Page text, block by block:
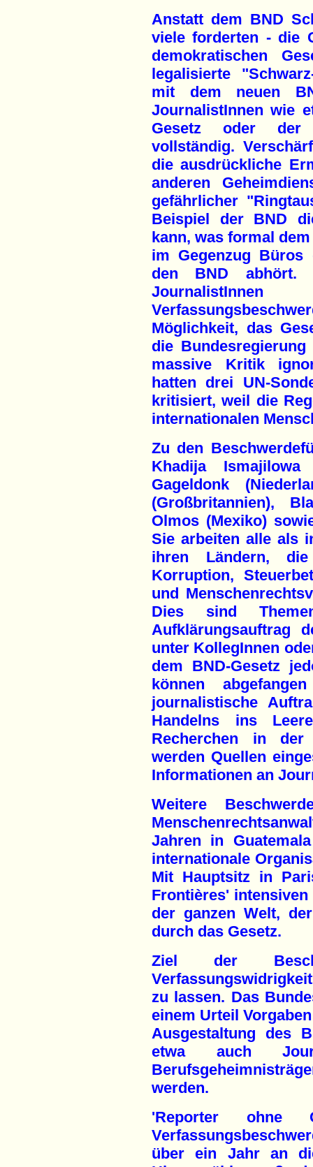
Anstatt dem BND
viele forderten - die
demokratischen
legalisierte
mit dem neuen
JournalistInnen wie
Gesetz oder der
vollständig.
die ausdrückliche
anderen
gefährlicher
Beispiel der BND
kann, was formal
im Gegenzug Büros
den BND abhört.
Möglichkeit, das
die
massive Kritik
hatten drei UN-
kritisiert, weil die
internationalen
Zu den
Khadija
Gageldonk
(Großbritannien),
Olmos (Mexiko)
Sie arbeiten alle als
ihren Ländern,
Korruption,
und
Dies sind
Aufklärungsauftrag
unter KollegInnen
dem BND-Gesetz
können
journalistische
Handelns ins
Recherchen in der
werden Quellen
Informationen an
Weitere
Jahren in
internationale
Mit Hauptsitz in
Frontières'
der ganzen Welt,
durch das Gesetz.
Ziel der
zu lassen. Das
einem Urteil
Ausgestaltung des
etwa auch
werden.
'Reporter ohne
über ein Jahr an